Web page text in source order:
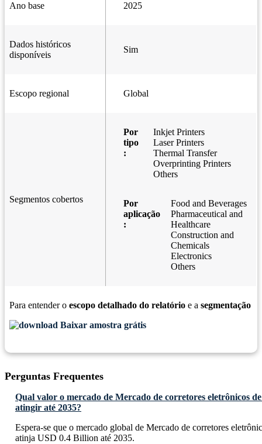
Ano base 2025
Dados históricos
disponíveis
Sim
Escopo regional Global
Segmentos cobertos
Por
tipo
:
Inkjet Printers
Laser Printers
Thermal Transfer
Overprinting Printers
Others
Por
aplicação
:
Food and Beverages
Pharmaceutical and
Healthcare
Construction and
Chemicals
Electronics
Others
Para entender o escopo detalhado do relatório e a segmentação
Baixar amostra grátis
Perguntas Frequentes
Qual valor o mercado de Mercado de corretores eletrônicos
atingir até 2035?
Espera-se que o mercado global de Mercado de corretores
atinja USD 0.4 Billion até 2035.